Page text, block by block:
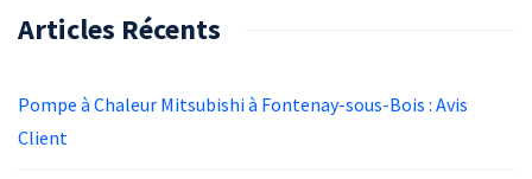
Articles Récents
Pompe à Chaleur Mitsubishi à Fontenay-sous-Bois : Avis
Client